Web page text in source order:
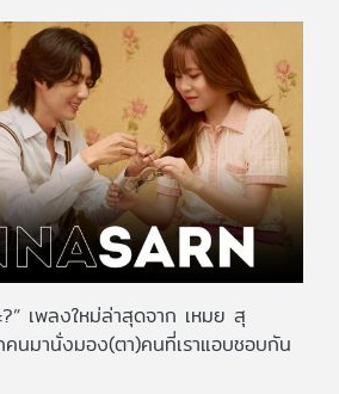
ะ?” เพลงใหม่ล่าสุดจาก เหมย สุ
นมานั่งมอง(ตา)คนที่เราแอบชอบกัน